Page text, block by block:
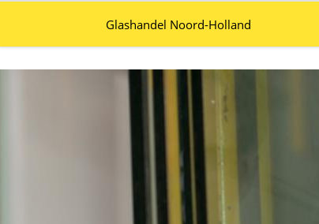
Glashandel Noord-Holland